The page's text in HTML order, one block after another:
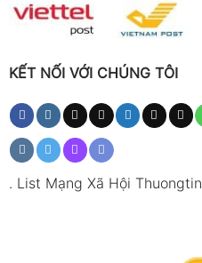
KẾT NỐI VỚI CHÚNG TÔI
. List Mạng Xã Hội Thuongtin